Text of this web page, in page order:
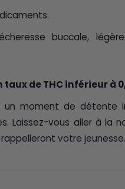
buccale,
de THC inférieur à
un moment de détente
Laissez-vous aller à la
votre jeunesse.